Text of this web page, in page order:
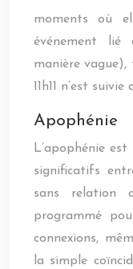
moments où
événement lié
manière
11h11 n’est
Apophénie
L’apophénie
significatifs
sans relation
programmé
connexions,
la simple